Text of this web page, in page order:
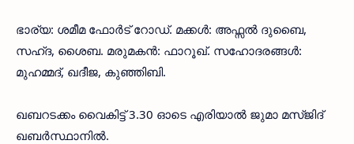
ഭാര്യ: ശമീമ ഫോർട് റോഡ്. മക്കൾ: അഫ്സൽ ദുബൈ,
സഹ്ദ, ശൈബ. മരുമകൻ: ഫാറൂഖ്. സഹോദരങ്ങൾ:
മുഹമ്മദ്, ഖദീജ, കുഞ്ഞിബി.
ഖബറടക്കം വൈകിട്ട് 3.30 ഓടെ എരിയാൽ ജുമാ മസ്ജിദ്
ഖബർസ്ഥാനിൽ.